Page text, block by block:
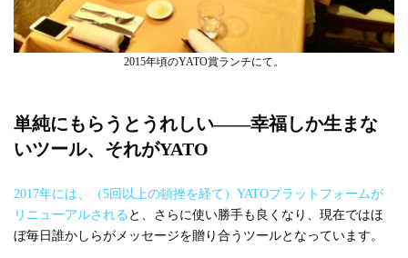
2015年頃のYATO賞ランチにて。
単純にもらうとうれしい――幸福しか生まな
いツール、それがYATO
2017年には、（5回以上の頓挫を経て）YATOプラットフォームが
リニューアルされる と、さらに使い勝手も良くなり、現在ではほ
ぼ毎日誰かしらがメッセージを贈り合うツールとなっています。